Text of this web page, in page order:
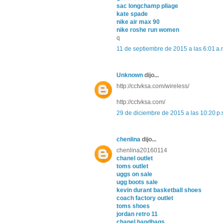
sac longchamp pliage
kate spade
nike air max 90
nike roshe run women
q
11 de septiembre de 2015 a las 6:01
Unknown dijo...
http://cctvksa.com/wireless/
http://cctvksa.com/
29 de diciembre de 2015 a las 10:20
chenlina dijo...
chenlina20160114
chanel outlet
toms outlet
uggs on sale
ugg boots sale
kevin durant basketball shoes
coach factory outlet
toms shoes
jordan retro 11